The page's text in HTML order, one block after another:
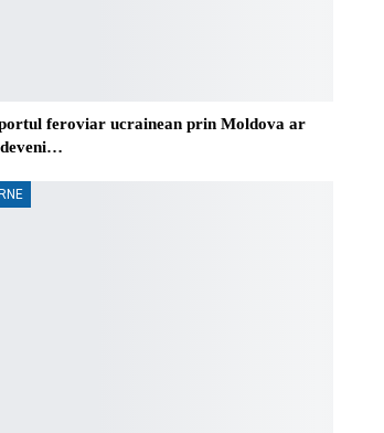
feroviar ucrainean prin Moldova ar